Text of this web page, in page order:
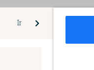
Inside out los